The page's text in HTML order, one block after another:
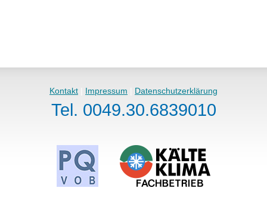
Kontakt Impressum Datenschutzerklärung
Tel. 0049.30.6839010